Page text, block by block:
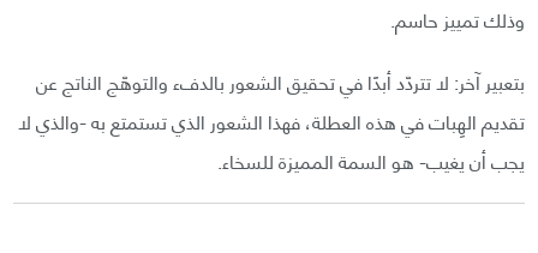
وذلك تمييز حاسم.
بتعبير آخر: لا تتردّد أبدًا في تحقيق الشعور بالدفء والتوهّج الناتج عن
تقديم الهِبات في هذه العطلة، فهذا الشعور الذي تستمتع به -والذي لا
يجب أن يغيب- هو السمة المميزة للسخاء.